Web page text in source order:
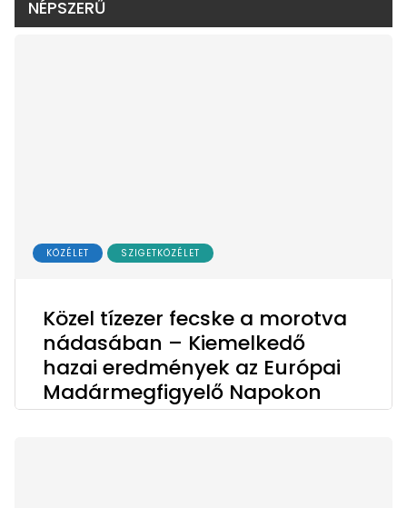
NÉPSZERŰ
KÖZÉLET SZIGETKÖZÉLET
Közel tízezer fecske a morotva
nádasában – Kiemelkedő
hazai eredmények az Európai
Madármegfigyelő Napokon